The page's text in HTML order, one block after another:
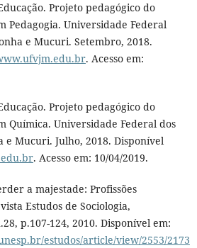
Projeto pedagógico do
Pedagogia. Universidade Federal
e Mucuri. Setembro, 2018.
. Acesso em:
Projeto pedagógico do
Química. Universidade Federal dos
e Mucuri. Julho, 2018. Disponível
. Acesso em: 10/04/2019.
a majestade: Profissões
Estudos de Sociologia,
p.107-124, 2010. Disponível em:
estudos/article/view/2553/2173